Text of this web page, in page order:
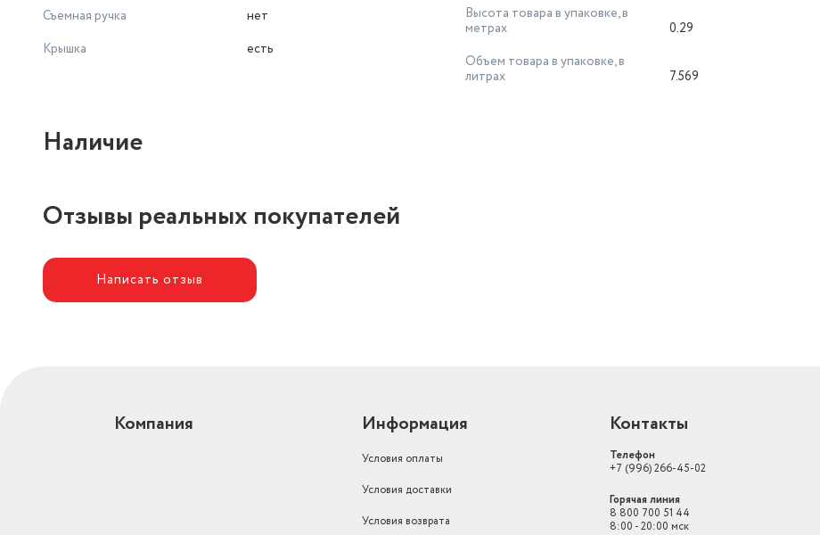
Съемная ручка
нет
Крышка
есть
Высота товара в упаковке, в
метрах
0.29
Объем товара в упаковке, в
литрах
7.569
Наличие
Отзывы реальных покупателей
Написать отзыв
Компания Информация
Условия оплаты
Условия доставки
Условия возврата
Контакты
Телефон
+7 (996) 266-45-02
Горячая линия
8 800 700 51 44
8:00 - 20:00 мск